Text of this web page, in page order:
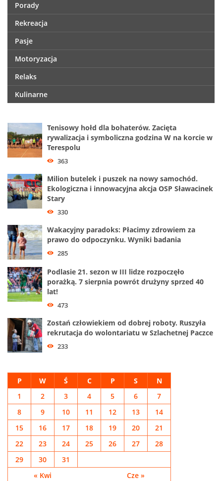
Porady
Rekreacja
Pasje
Motoryzacja
Relaks
Kulinarne
Tenisowy hołd dla bohaterów. Zacięta
rywalizacja i symboliczna godzina W na korcie w
Terespolu
363
Milion butelek i puszek na nowy samochód.
Ekologiczna i innowacyjna akcja OSP Sławacinek
Stary
330
Wakacyjny paradoks: Płacimy zdrowiem za
prawo do odpoczynku. Wyniki badania
285
Podlasie 21. sezon w III lidze rozpoczęło
porażką. 7 sierpnia powrót drużyny sprzed 40
lat!
473
Zostań człowiekiem od dobrej roboty. Ruszyła
rekrutacja do wolontariatu w Szlachetnej Paczce
233
P W Ś C P S N
« Kwi Cze »
1 2 3 4 5 6
7
8
9 10 11 12 13
14
15
16 17 18 19 20
21
22
23 24 25 26 27
28
29
30 31